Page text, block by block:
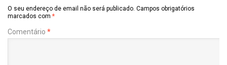
O seu endereço de email não será publicado. Campos obrigatórios
marcados com *
Comentário *